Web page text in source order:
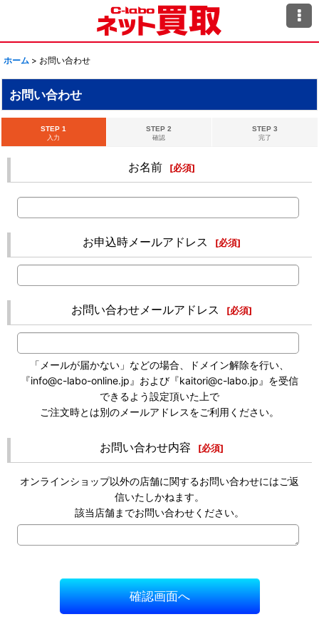
ホーム > お問い合わせ
お問い合わせ
STEP 1
入力
STEP 2
確認
STEP 3
完了
お名前 [必須]
お申込時メールアドレス [必須]
お問い合わせメールアドレス [必須]
「メールが届かない」などの場合、ドメイン解除を行い、
『info@c-labo-online.jp』および『kaitori@c-labo.jp』を受信
できるよう設定頂いた上で
ご注文時とは別のメールアドレスをご利用ください。
お問い合わせ内容 [必須]
オンラインショップ以外の店舗に関するお問い合わせにはご返
信いたしかねます。
該当店舗までお問い合わせください。
確認画面へ